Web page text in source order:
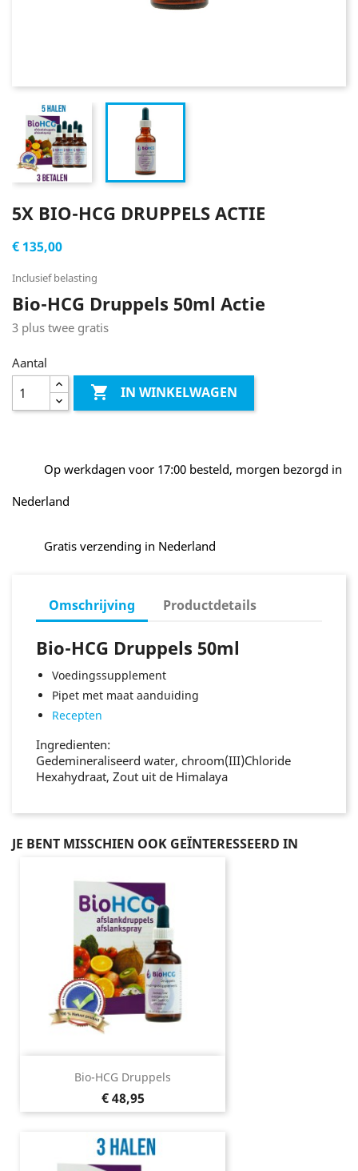
5X BIO-HCG DRUPPELS ACTIE
€ 135,00
Inclusief belasting
Bio-HCG Druppels 50ml Actie
3 plus twee gratis
Aantal
 IN WINKELWAGEN
Op werkdagen voor 17:00 besteld, morgen bezorgd in
Nederland
Gratis verzending in Nederland
Omschrijving Productdetails
Bio-HCG Druppels 50ml
Voedingssupplement
Pipet met maat aanduiding
Recepten
Ingredienten:
Gedemineraliseerd water, chroom(III)Chloride
Hexahydraat, Zout uit de Himalaya
JE BENT MISSCHIEN OOK GEÏNTERESSEERD IN
Bio-HCG Druppels
Prijs
€ 48,95